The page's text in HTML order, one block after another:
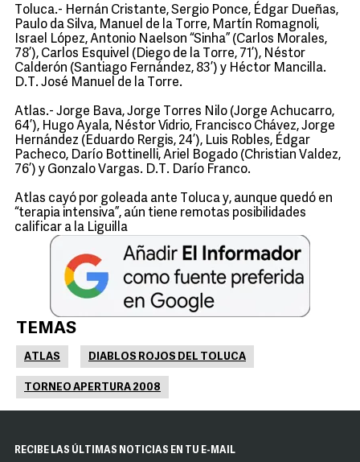
Toluca.- Hernán Cristante, Sergio Ponce, Édgar Dueñas,
Paulo da Silva, Manuel de la Torre, Martín Romagnoli,
Israel López, Antonio Naelson “Sinha” (Carlos Morales,
78’), Carlos Esquivel (Diego de la Torre, 71’), Néstor
Calderón (Santiago Fernández, 83’) y Héctor Mancilla.
D.T. José Manuel de la Torre.
Atlas.- Jorge Bava, Jorge Torres Nilo (Jorge Achucarro,
64’), Hugo Ayala, Néstor Vidrio, Francisco Chávez, Jorge
Hernández (Eduardo Rergis, 24’), Luis Robles, Édgar
Pacheco, Darío Bottinelli, Ariel Bogado (Christian Valdez,
76’) y Gonzalo Vargas. D.T. Darío Franco.
Atlas cayó por goleada ante Toluca y, aunque quedó en
“terapia intensiva”, aún tiene remotas posibilidades
calificar a la Liguilla
TEMAS
ATLAS DIABLOS ROJOS DEL TOLUCA
TORNEO APERTURA 2008
RECIBE LAS ÚLTIMAS NOTICIAS EN TU E-MAIL